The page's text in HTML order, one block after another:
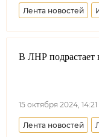
Лента новостей
Иркутское
В ЛНР подрастает
15 октября 2024, 14:21
Лента новостей